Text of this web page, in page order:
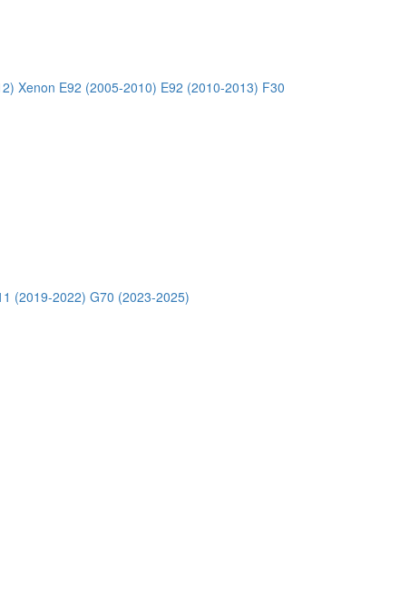
Xenon E92 (2005-2010) E92 (2010-2013) F30
(2019-2022) G70 (2023-2025)